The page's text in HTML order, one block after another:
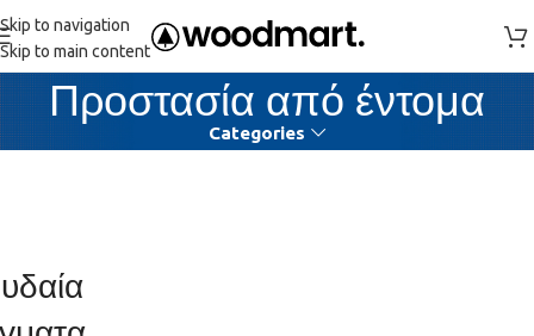
Skip to navigation
Skip to main content
Προστασία από έντομα
Categories